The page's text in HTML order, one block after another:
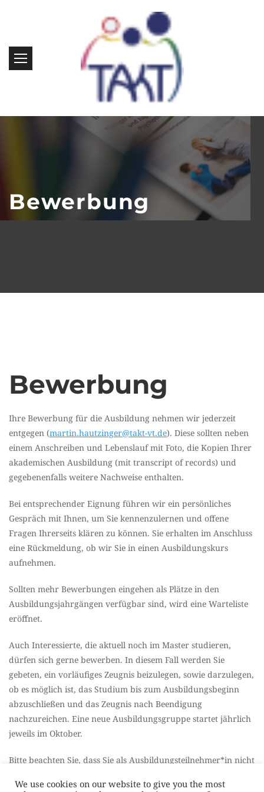
Bewerbung
Bewerbung
Ihre Bewerbung für die Ausbildung nehmen wir jederzeit
entgegen (martin.hautzinger@takt-vt.de). Diese sollten neben
einem Anschreiben und Lebenslauf mit Foto, die Kopien Ihrer
akademischen Ausbildung (mit transcript of records) und
gegebenenfalls weitere Nachweise enthalten.
Bei entsprechender Eignung führen wir ein persönliches
Gespräch mit Ihnen, um Sie kennenzulernen und offene
Fragen Ihrerseits klären zu können. Sie erhalten im Anschluss
eine Rückmeldung, ob wir Sie in einen Ausbildungskurs
aufnehmen.
Sollten mehr Bewerbungen eingehen als Plätze in den
Ausbildungsjahrgängen verfügbar sind, wird eine Warteliste
eröffnet.
Auch Interessierte, die aktuell noch im Master studieren,
dürfen sich gerne bewerben. In diesem Fall werden Sie
gebeten, ein vorläufiges Zeugnis beizulegen, sowie darzulegen,
ob es möglich ist, das Studium bis zum Ausbildungsbeginn
abzuschließen und das Zeugnis nach Beendigung
nachzureichen. Eine neue Ausbildungsgruppe startet jährlich
jeweils im Oktober.
Bitte beachten Sie, dass Sie als Ausbildungsteilnehmer*in nicht
Kurse, Seminare und monatlichen
We use cookies on our website to give you the most